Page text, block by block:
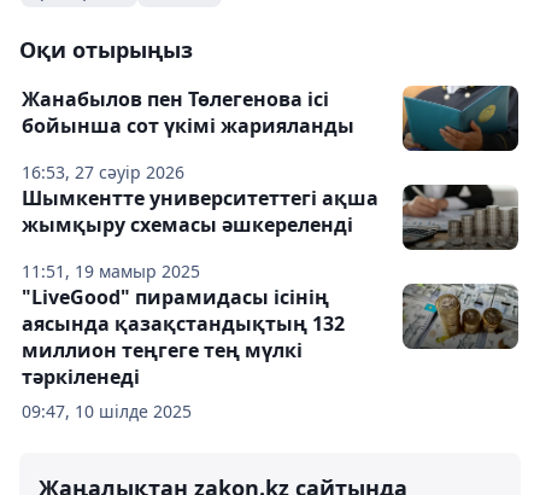
Оқи отырыңыз
16:53, 27 сәуір 2026
Жанабылов пен Төлегенова ісі
бойынша сот үкімі жарияланды
11:51, 19 мамыр 2025
Шымкентте университеттегі ақша
жымқыру схемасы әшкереленді
09:47, 10 шілде 2025
"LiveGood" пирамидасы ісінің
аясында қазақстандықтың 132
миллион теңгеге тең мүлкі
тәркіленеді
Жаңалықтан zakon.kz сайтында